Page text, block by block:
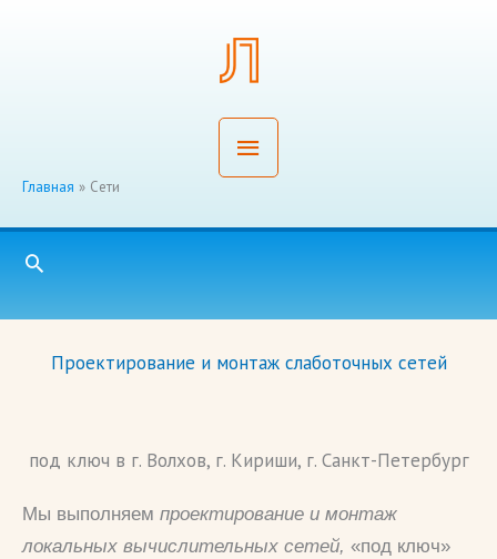
Главное
меню
Главная Сети
Поиск
Проектирование и монтаж слаботочных сетей
под ключ в г. Волхов, г. Кириши, г. Санкт-Петербург
Мы выполняем проектирование и монтаж
локальных вычислительных сетей, «под ключ»